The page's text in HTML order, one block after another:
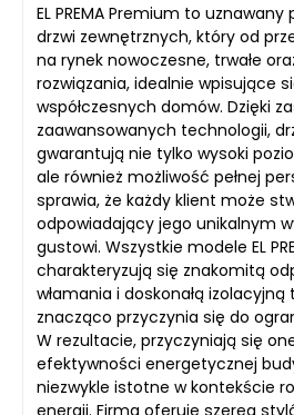
EL PREMA Premium to
drzwi zewnętrznych, który od
na rynek nowoczesne, trwałe
rozwiązania, idealnie wpisujące
współczesnych domów. Dzięki
zaawansowanych technologii,
gwarantują nie tylko wysoki
ale również możliwość pełnej
sprawia, że każdy klient może
odpowiadający jego unikalnym
gustowi. Wszystkie modele EL
charakteryzują się znakomitą
włamania i doskonałą
znacząco przyczynia się do
W rezultacie, przyczyniają się
efektywności energetycznej
niezwykle istotne w kontekście
energii. Firma oferuje szereg